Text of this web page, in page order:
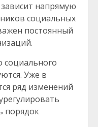
напрямую
социальных
постоянный
социального
Уже в
ряд изменений
порядок